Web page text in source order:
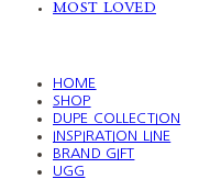
MOST LOVED
HOME
SHOP
DUPE COLLECTION
INSPIRATION LINE
BRAND GIFT
UGG